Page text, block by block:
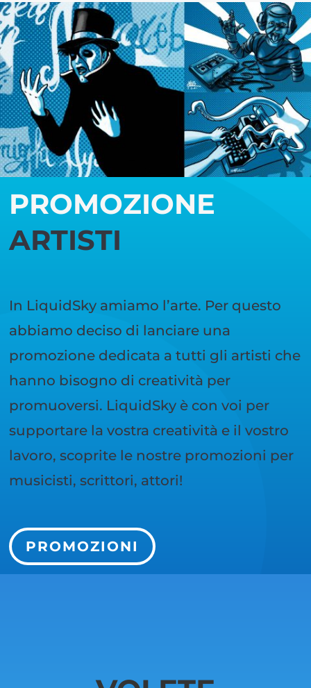
PROMOZIONE
ARTISTI
In LiquidSky amiamo l’arte. Per questo
abbiamo deciso di lanciare una
promozione dedicata a tutti gli artisti che
hanno bisogno di creatività per
promuoversi. LiquidSky è con voi per
supportare la vostra creatività e il vostro
lavoro, scoprite le nostre promozioni per
musicisti, scrittori, attori!
PROMOZIONI